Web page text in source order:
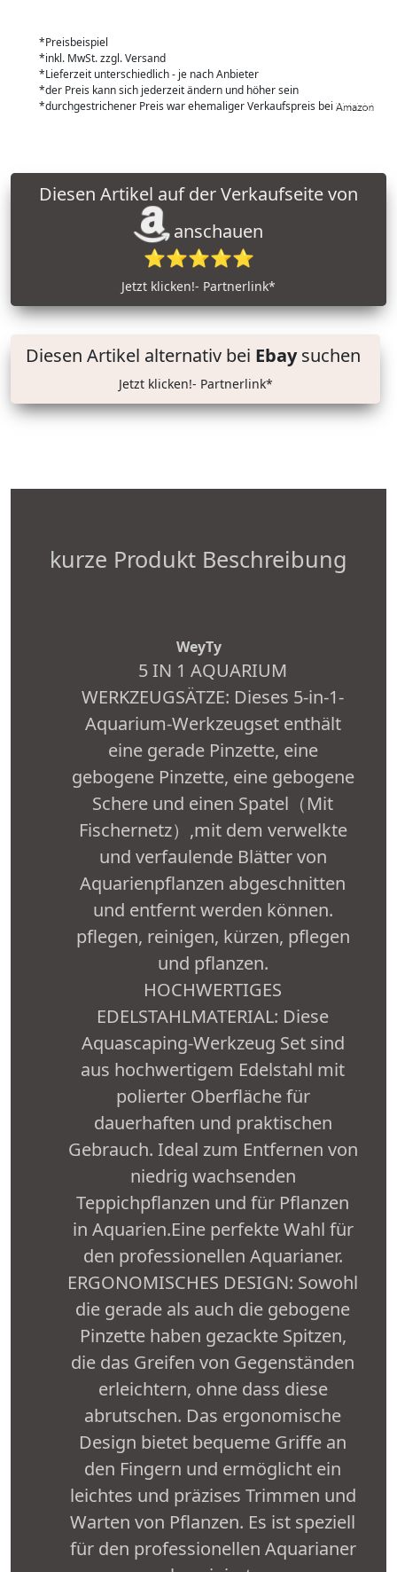
*Preisbeispiel
*inkl. MwSt. zzgl. Versand
*Lieferzeit unterschiedlich - je nach Anbieter
*der Preis kann sich jederzeit ändern und höher sein
*durchgestrichener Preis war ehemaliger Verkaufspreis bei
anschauen
⭐⭐⭐⭐⭐
Jetzt klicken!- Partnerlink*
Diesen Artikel alternativ bei Ebaysuchen
Jetzt klicken!- Partnerlink*
kurze Produkt Beschreibung
WeyTy
5 IN 1 AQUARIUM
WERKZEUGSÄTZE: Dieses 5-in-1-
Aquarium-Werkzeugset enthält
eine gerade Pinzette, eine
gebogene Pinzette, eine gebogene
Schere und einen Spatel（Mit
Fischernetz）,mit dem verwelkte
und verfaulende Blätter von
Aquarienpflanzen abgeschnitten
und entfernt werden können.
pflegen, reinigen, kürzen, pflegen
und pflanzen.
HOCHWERTIGES
EDELSTAHLMATERIAL: Diese
Aquascaping-Werkzeug Set sind
aus hochwertigem Edelstahl mit
polierter Oberfläche für
dauerhaften und praktischen
Gebrauch. Ideal zum Entfernen von
niedrig wachsenden
Teppichpflanzen und für Pflanzen
in Aquarien.Eine perfekte Wahl für
den professionellen Aquarianer.
ERGONOMISCHES DESIGN: Sowohl
die gerade als auch die gebogene
Pinzette haben gezackte Spitzen,
die das Greifen von Gegenständen
erleichtern, ohne dass diese
abrutschen. Das ergonomische
Design bietet bequeme Griffe an
den Fingern und ermöglicht ein
leichtes und präzises Trimmen und
Warten von Pflanzen. Es ist speziell
für den professionellen Aquarianer